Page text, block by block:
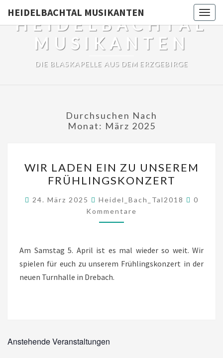
HEIDELBACHTAL MUSIKANTEN
HEIDELBACHTAL
MUSIKANTEN
DIE BLASKAPELLE AUS DEM ERZGEBIRGE
Durchsuchen Nach
Monat: März 2025
LADEN
EIN
ZU
UNSEREM
FRÜHLINGSKONZERT
WIR LADEN EIN ZU UNSEREM
FRÜHLINGSKONZERT
24. März 2025 Heidel_Bach_Tal2018
0
Kommentare
Am Samstag 5. April ist es mal wieder so weit. Wir
spielen für euch zu unserem Frühlingskonzert in der
neuen Turnhalle in Drebach.
Anstehende Veranstaltungen